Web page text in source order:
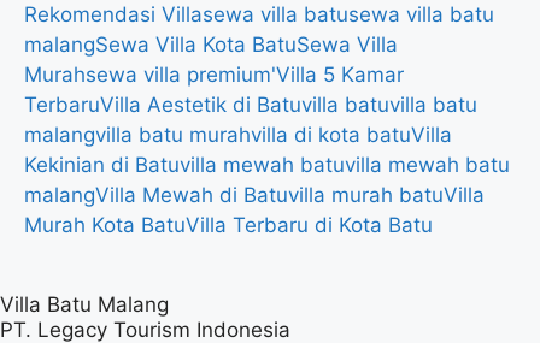
Rekomendasi Villasewa villa batusewa villa batu
malangSewa Villa Kota BatuSewa Villa
Murahsewa villa premium'Villa 5 Kamar
TerbaruVilla Aestetik di Batuvilla batuvilla batu
malangvilla batu murahvilla di kota batuVilla
Kekinian di Batuvilla mewah batuvilla mewah batu
malangVilla Mewah di Batuvilla murah batuVilla
Murah Kota BatuVilla Terbaru di Kota Batu
Villa Batu Malang
PT. Legacy Tourism Indonesia